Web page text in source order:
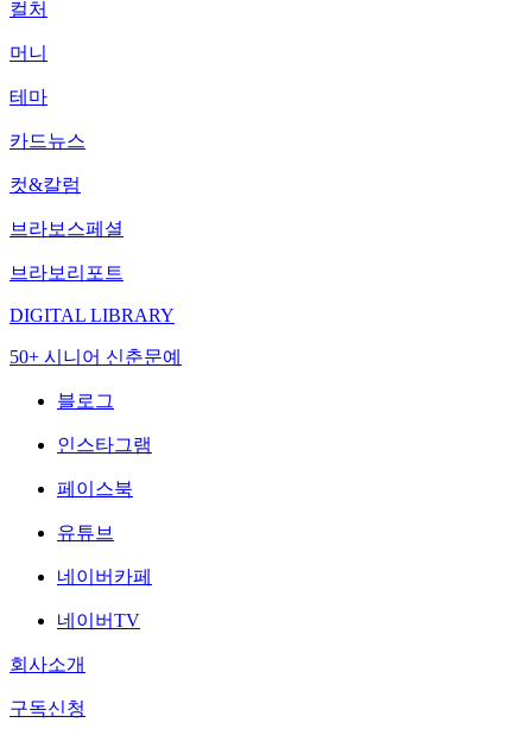
컬처
머니
테마
카드뉴스
컷&칼럼
브라보스페셜
브라보리포트
DIGITAL LIBRARY
50+ 시니어 신춘문예
블로그
인스타그램
페이스북
유튜브
네이버카페
네이버TV
회사소개
구독신청